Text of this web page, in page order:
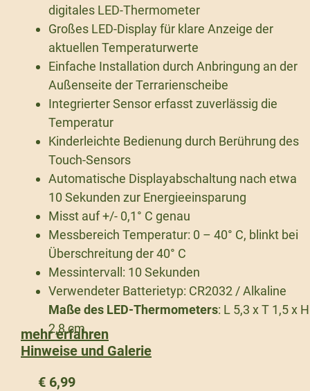
digitales LED-Thermometer
Großes LED-Display für klare Anzeige der
aktuellen Temperaturwerte
Einfache Installation durch Anbringung an der
Außenseite der Terrarienscheibe
Integrierter Sensor erfasst zuverlässig die
Temperatur
Kinderleichte Bedienung durch Berührung des
Touch-Sensors
Automatische Displayabschaltung nach etwa
10 Sekunden zur Energieeinsparung
Misst auf +/- 0,1° C genau
Messbereich Temperatur: 0 – 40° C, blinkt bei
Überschreitung der 40° C
Messintervall: 10 Sekunden
Verwendeter Batterietyp: CR2032 / Alkaline
Maße des LED-Thermometers: L 5,3 x T 1,5 x H
2,8 cm
mehr erfahren
Hinweise und Galerie
€ 6,99